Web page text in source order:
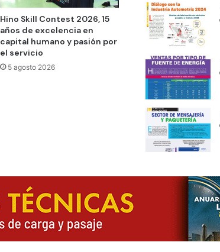
Hino Skill Contest 2026, 15
años de excelencia en
capital humano y pasión por
el servicio
5 agosto 2026